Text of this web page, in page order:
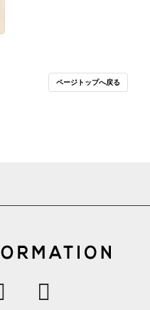
ページトップへ戻る